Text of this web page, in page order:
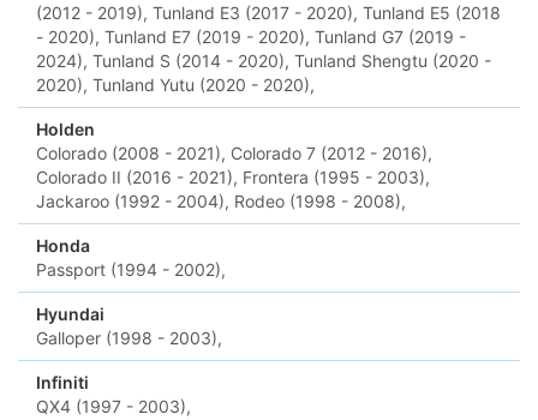
(2012 - 2019), Tunland E3 (2017 - 2020), Tunland E5 (2018
- 2020), Tunland E7 (2019 - 2020), Tunland G7 (2019 -
2024), Tunland S (2014 - 2020), Tunland Shengtu (2020 -
2020), Tunland Yutu (2020 - 2020),
Holden
Colorado (2008 - 2021), Colorado 7 (2012 - 2016),
Colorado II (2016 - 2021), Frontera (1995 - 2003),
Jackaroo (1992 - 2004), Rodeo (1998 - 2008),
Honda
Passport (1994 - 2002),
Hyundai
Galloper (1998 - 2003),
Infiniti
QX4 (1997 - 2003),